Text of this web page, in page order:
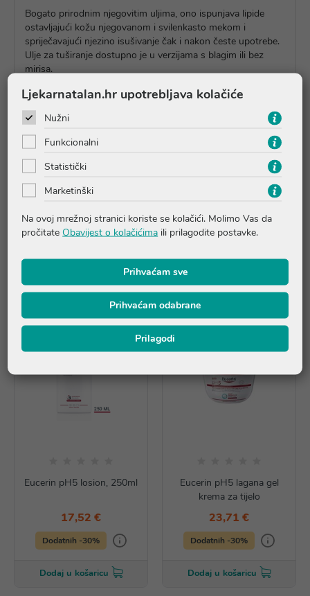
Bogato prirodnim njegovitim uljima, ono ispunjava lipide
ostavljajući kožu njegovanom i svilenkasto mekom i
spriječavajući njezino isušivanje čak i nakon česte upotrebe.
Ulje za tuširanje dostupno je u verzijama s blagim ili bez
mirisa.
Upute o proizvodu
Pitanja i odgovori
Recenzije
Proizvodi iz iste linije
Eucerin pH5 losion, 250ml
17,52 €
Dodatnih -30%
Dodaj u košaricu
Eucerin pH5 lagana gel
krema za tijelo
23,71 €
Dodatnih -30%
Dodaj u košaricu
Ljekarnatalan.hr upotrebljava kolačiće
Nužni
Funkcionalni
Statistički
Marketinški
Na ovoj mrežnoj stranici koriste se kolačići. Molimo Vas da
pročitate Obavijest o kolačićima ili prilagodite postavke.
Prihvaćam sve
Prihvaćam odabrane
Prilagodi